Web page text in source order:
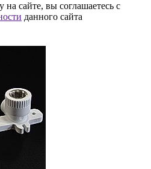
сайте, вы соглашаетесь с
данного сайта